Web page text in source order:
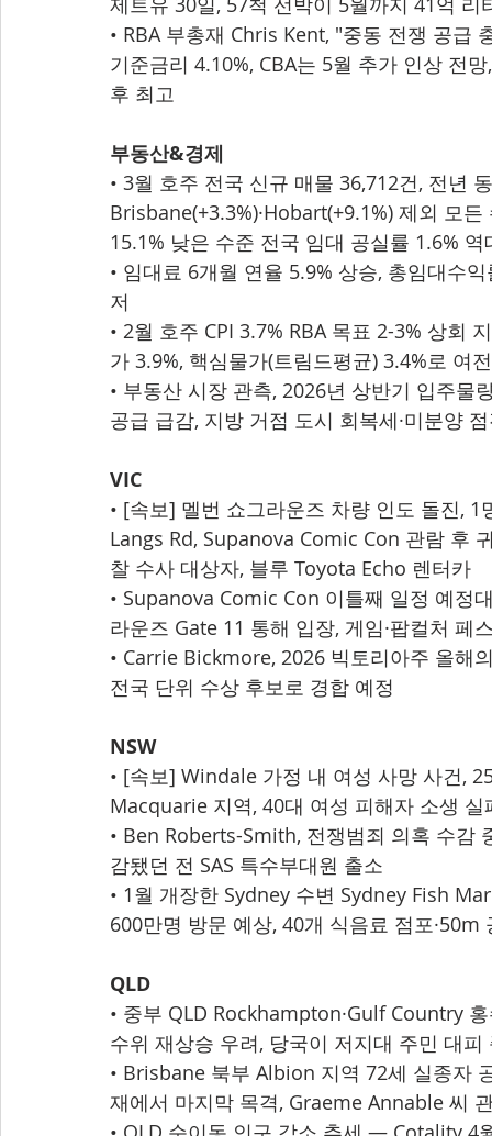
• RBA 부총재 Chris Kent, "중동 전쟁 공
기준금리 4.10%, CBA는 5월 추가 인상 전
후 최고
부동산&경제
• 3월 호주 전국 신규 매물 36,712건, 전년
Brisbane(+3.3%)·Hobart(+9.1%) 제외 모
15.1% 낮은 수준 전국 임대 공실률 1.6%
• 임대료 6개월 연율 5.9% 상승, 총임대수
저
• 2월 호주 CPI 3.7% RBA 목표 2-3% 상회
가 3.9%, 핵심물가(트림드평균) 3.4%로 여
• 부동산 시장 관측, 2026년 상반기 입주
공급 급감, 지방 거점 도시 회복세·미분양
VIC
• [속보] 멜번 쇼그라운즈 차량 인도 돌진,
Langs Rd, Supanova Comic Con 관람 후
찰 수사 대상자, 블루 Toyota Echo 렌터카
• Supanova Comic Con 이틀째 일정 예정
라운즈 Gate 11 통해 입장, 게임·팝컬처 페
• Carrie Bickmore, 2026 빅토리아주 올
전국 단위 수상 후보로 경합 예정
NSW
• [속보] Windale 가정 내 여성 사망 사건,
Macquarie 지역, 40대 여성 피해자 소생
• Ben Roberts-Smith, 전쟁범죄 의혹 수
감됐던 전 SAS 특수부대원 출소
• 1월 개장한 Sydney 수변 Sydney Fish
600만명 방문 예상, 40개 식음료 점포
QLD
• 중부 QLD Rockhampton·Gulf Country
수위 재상승 우려, 당국이 저지대 주민 대피
• Brisbane 북부 Albion 지역 72세 실종자
재에서 마지막 목격, Graeme Annable 씨